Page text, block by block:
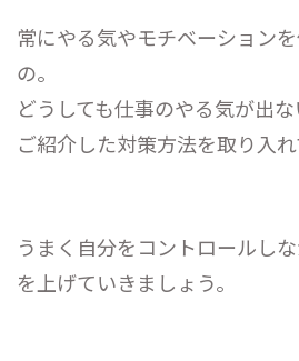
常にやる気やモチベーション
の。
どうしても仕事のやる気が出
ご紹介した対策方法を取り入れ
うまく自分をコントロールし
を上げていきましょう。